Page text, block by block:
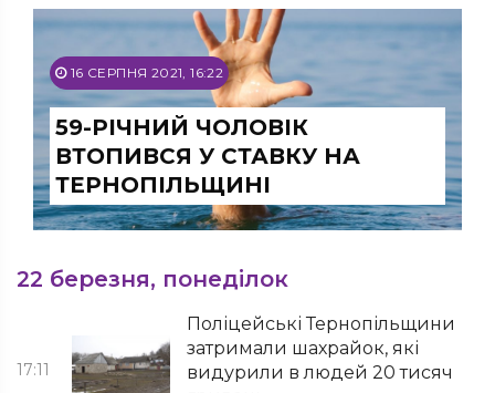
16 СЕРПНЯ 2021, 16:22
59-РІЧНИЙ ЧОЛОВІК
ВТОПИВСЯ У СТАВКУ НА
ТЕРНОПІЛЬЩИНІ
22 березня, понеділок
17:11
Поліцейські Тернопільщини
затримали шахрайок, які
видурили в людей 20 тисяч